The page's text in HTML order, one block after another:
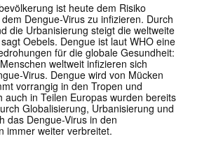
ist heute dem Risiko
Dengue-Virus zu infizieren. Durch
die Urbanisierung steigt die weltweite
Oebels. Dengue ist laut WHO eine
für die globale Gesundheit:
weltweit infizieren sich
Virus. Dengue wird von Mücken
vorrangig in den Tropen und
auch in Teilen Europas wurden bereits
Globalisierung, Urbanisierung und
das Dengue-Virus in den
immer weiter verbreitet.